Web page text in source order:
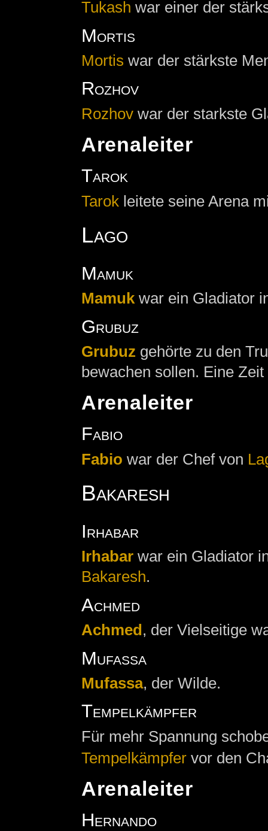
Tukash war einer der
Mortis
Mortis war der stärkste
Rozhov
Rozhovwar der starkste
Arenaleiter
Tarok
Tarokleitete seine Arena
Lago
Mamuk
Mamukwar ein Gladiator
Grubuz
Grubuz gehörte zu den
bewachen sollen. Eine
Arenaleiter
Fabio
Fabio war der Chef von
Bakaresh
Irhabar
Irhabarwar ein Gladiator
Bakaresh.
Achmed
Achmed, der Vielseitige
Mufassa
Mufassa, der Wilde.
Tempelkämpfer
Für mehr Spannung
Tempelkämpfervor den
Arenaleiter
Hernando